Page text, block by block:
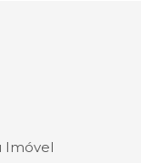
Imóvel